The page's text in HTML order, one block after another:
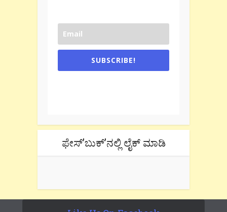
SUBSCRIBE!
ಫೇಸ್’ಬುಕ್’ನಲ್ಲಿ ಲೈಕ್ ಮಾಡಿ